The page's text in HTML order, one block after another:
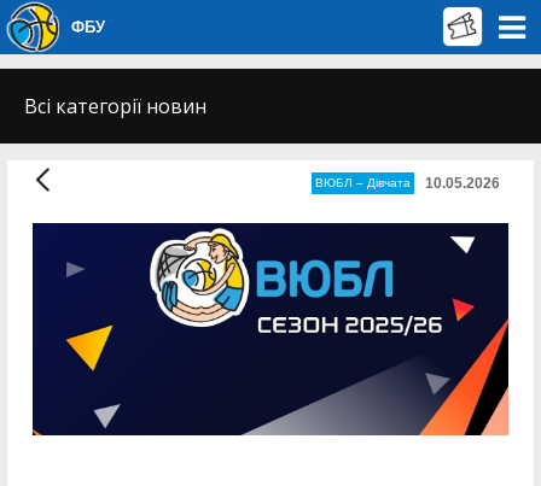
ФБУ
Всі категорії новин
ВЮБЛ – Дiвчата 10.05.2026